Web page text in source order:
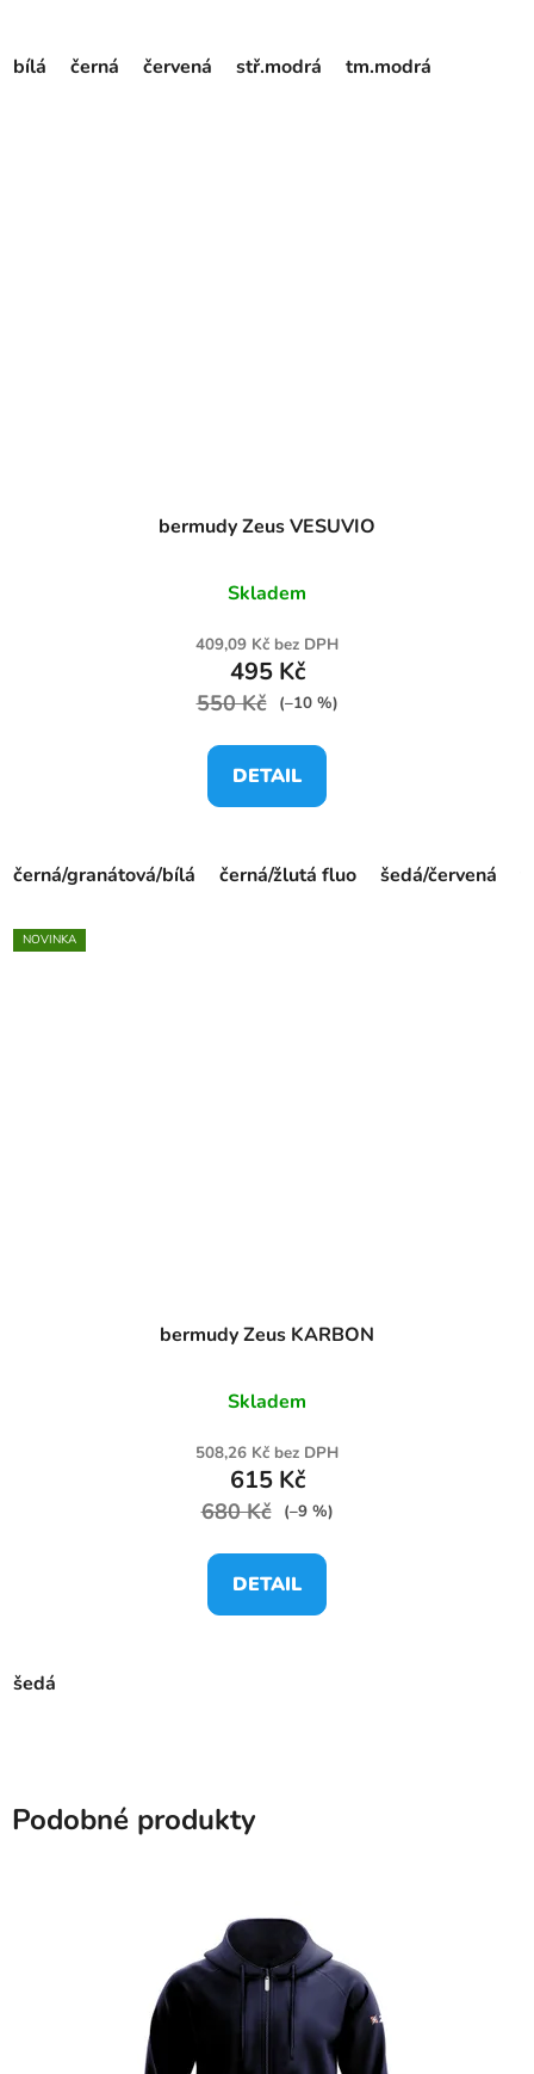
bílá černá červená stř.modrá tm.modrá
bermudy Zeus VESUVIO
Skladem
409,09 Kč bez DPH
495 Kč
550 Kč (–10 %)
DETAIL
černá/granátová/bílá černá/žlutá fluo šedá/červená
NOVINKA
bermudy Zeus KARBON
Skladem
508,26 Kč bez DPH
615 Kč
680 Kč (–9 %)
DETAIL
šedá
Podobné produkty